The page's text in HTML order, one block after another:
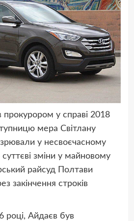
у справі 2018
мера Світлану
у несвоєчасному
зміни у майновому
райсуд Полтави
закінчення строків
році, Айдаєв був